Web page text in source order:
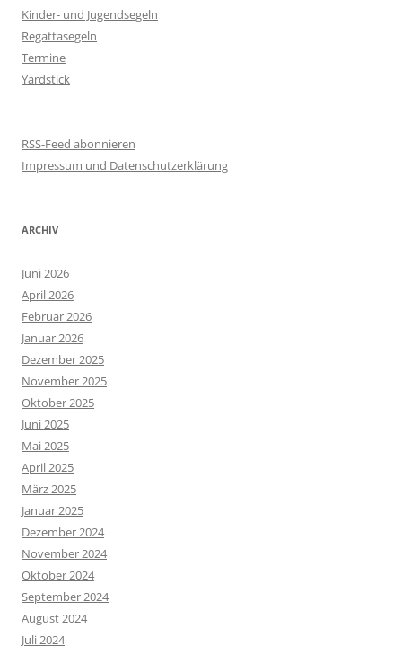
Kinder- und Jugendsegeln
Regattasegeln
Termine
Yardstick
RSS-Feed abonnieren
Impressum und Datenschutzerklärung
ARCHIV
Juni 2026
April 2026
Februar 2026
Januar 2026
Dezember 2025
November 2025
Oktober 2025
Juni 2025
Mai 2025
April 2025
März 2025
Januar 2025
Dezember 2024
November 2024
Oktober 2024
September 2024
August 2024
Juli 2024